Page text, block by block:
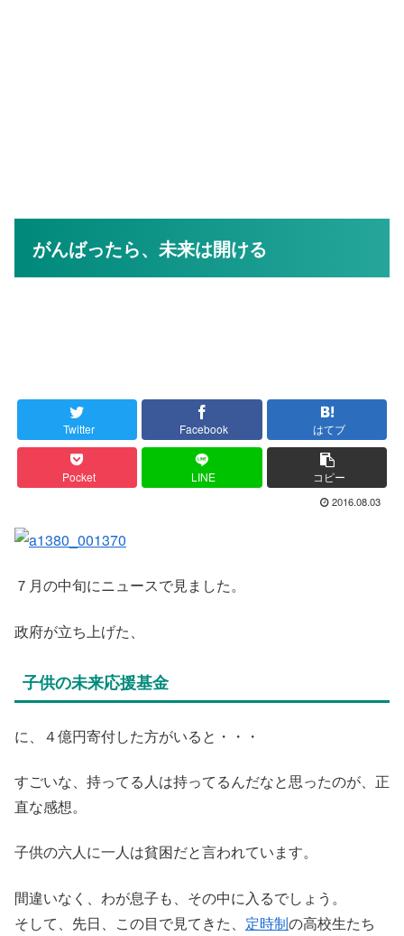
がんばったら、未来は開ける
Twitter Facebook はてブ
Pocket LINE コピー
2016.08.03
７月の中旬にニュースで見ました。
政府が立ち上げた、
子供の未来応援基金
に、４億円寄付した方がいると・・・
すごいな、持ってる人は持ってるんだなと思ったのが、正
直な感想。
子供の六人に一人は貧困だと言われています。
間違いなく、わが息子も、その中に入るでしょう。
そして、先日、この目で見てきた、 定時制の高校生たち